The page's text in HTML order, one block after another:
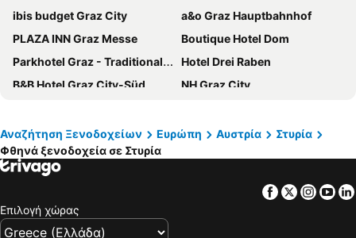
ibis budget Graz City
a&o Graz Hauptbahnhof
PLAZA INN Graz Messe
Boutique Hotel Dom
Parkhotel Graz - Traditional Luxury
Hotel Drei Raben
B&B Hotel Graz City-Süd
NH Graz City
Pension Günther
Mondi Hotel am Grundlsee
Grand Hôtel Wiesler Graz
Hotel Aton
JUFA Hotel Schladming
eee Hotel Graz
Αναζήτηση Ξενοδοχείων Ευρώπη Αυστρία
Στυρία
Φθηνά ξενοδοχεία σε Στυρία
Facebook
Twitter
Επιλογή χώρας